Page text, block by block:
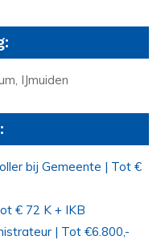
IJmuiden
bij Gemeente | Tot €
€ 72 K + IKB
| Tot €6.800,-